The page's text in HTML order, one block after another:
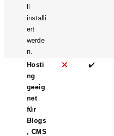
installi
ert
werde
n.
Hosti
ng
geeig
net
für
Blogs
, CMS
✔️